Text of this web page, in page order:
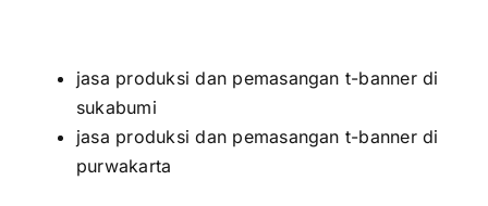
jasa produksi dan pemasangan t-banner di
sukabumi
jasa produksi dan pemasangan t-banner di
purwakarta